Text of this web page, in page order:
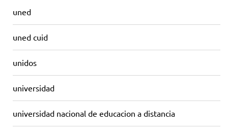
uned
uned cuid
unidos
universidad
universidad nacional de educacion a distancia